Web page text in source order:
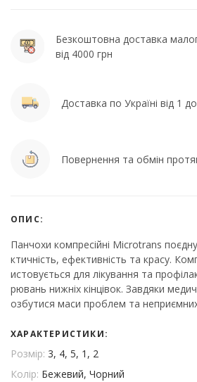
Безкоштовна доставка
від 4000 грн
Доставка по Україні від 1
Повернення та обмін
ОПИС:
Панчохи компресійні Microtrans
ктичність, ефективність та красу.
истовується для лікування та
рювань нижніх кінцівок. Завдяки
озбутися маси проблем та
ХАРАКТЕРИСТИКИ:
Розмір: 3, 4, 5, 1, 2
Колір: Бежевий, Чорний